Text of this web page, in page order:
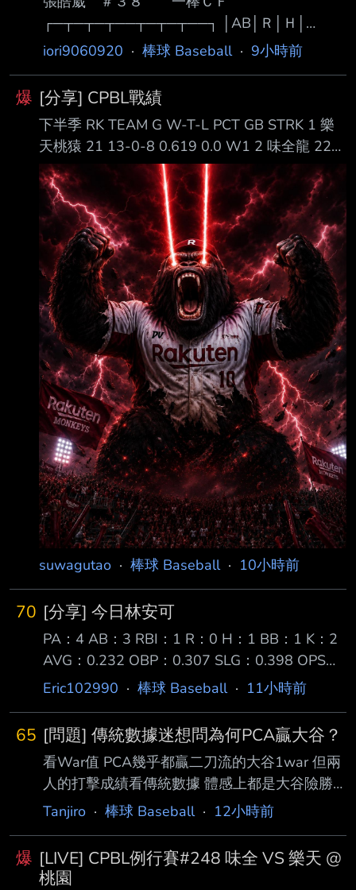
吱4 : 1爪 死壘上時0 :1 : 勝 08/30 吱7 : 4喵 死
壘上時3 :3 : 勝
┌─┬─┬─┬──┬─┬─┬──┐ │AB│Ｒ│Ｈ│
RBI│BB│SO│ AVG│
│１│.359│ └─┴─┴─┴──┴─┴─┴──┘ 第一打
席 一上 右邊穿越安打(R) 第二打席 二上 中間落
地安打(1RBI) 第三打席 四上 二滾雙殺 第四打席
七上 游滾 第五打席 九上 左飛 今天喵以豪張皓
崴 換打開路先鋒第一棒 首棒打者就先敲出安打
也延續自己連續15場安打、16場上壘的紀錄 後
面也靠著四爺的三壘安打跑回本
iori9060920 · 棒球 Baseball· 9小時前
爆 [分享] CPBL戰績
下半季 RK TEAM G W-T-L PCT GB STRK 1 樂
天桃猿 21 13-0-8 0.619 0.0 W1 2 味全龍 22
12-0-10 0.545 1.5 L2 5 中信兄弟 21 9-0-12
0.429 4.0 W1 6 富邦悍將 21 8-0-13 0.381 5.0
L1 G247 中信兄弟 5:2 台鋼雄鷹 G248 樂天桃猿
3:1 味全龍 G249 統一獅 4:0 富邦悍將 全年度
RK TEAM G W-T-L PCT GB 1 味全龍 82 51-0-
31 0.62
suwagutao · 棒球 Baseball· 10小時前
70 [分享] 今日林安可
PA：4 AB：3 RBI：1 R：0 H：1 BB：1 K：2
AVG：0.232 OBP：0.307 SLG：0.398 OPS：
0.705 【第一打席】空振 【第二打席】四球
［180.6km , 12度］ 今天一日一善林安可，前
三打席對左投兩次三振一個四壞球保送，第四打
席面對右投擊出近 期最強勁的一球，初速約
112mph形成二壘安打，賽後OPS站回0.7。 ---
- Sent from BePTT on my Samsung SM-S9360
--
Eric102990 · 棒球 Baseball· 11小時前
65 [問題] 傳統數據迷想問為何PCA贏大谷？
看War值 PCA幾乎都贏二刀流的大谷1war 但兩
人的打擊成績看傳統數據 體感上都是大谷險勝
大谷又有ACE等級的投球成績 為何進階數據好
Tanjiro · 棒球 Baseball· 12小時前
爆 [LIVE] CPBL例行賽#248 味全 VS 樂天 @
桃園